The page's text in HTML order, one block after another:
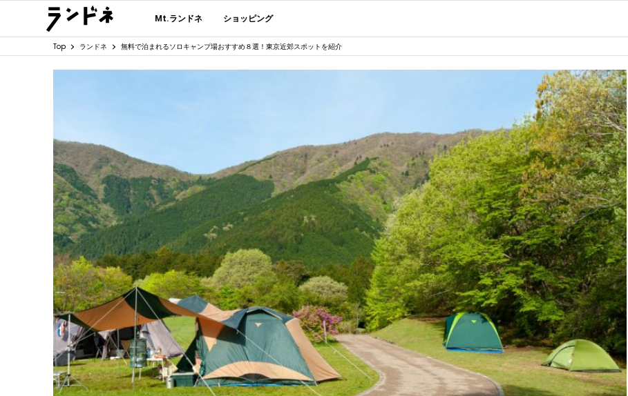
Mt.ランドネ ショッピング
Top ランドネ 無料で泊まれるソロキャンプ場おすすめ８選！東京近郊スポットを紹介